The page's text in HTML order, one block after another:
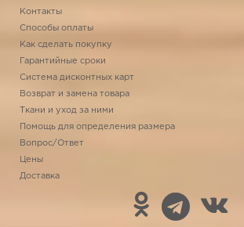
Контакты
Способы оплаты
Как сделать покупку
Гарантийные сроки
Система дисконтных карт
Возврат и замена товара
Ткани и уход за ними
Помощь для определения размера
Вопрос/Ответ
Цены
Доставка